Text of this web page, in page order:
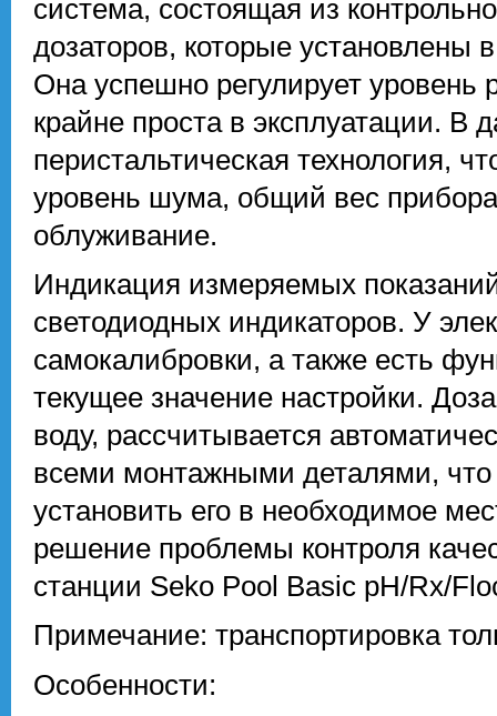
система, состоящая из
дозаторов, которые установлены
Она успешно регулирует уровень
крайне проста в эксплуатации. В
перистальтическая технология,
уровень шума, общий вес
облуживание.
Индикация измеряемых
светодиодных индикаторов. У
самокалибровки, а также есть
текущее значение настройки.
воду, рассчитывается
всеми монтажными деталями,
установить его в необходимое
решение проблемы контроля
станции Seko Pool Basic pH/Rx/
Примечание: транспортировка
Особенности: